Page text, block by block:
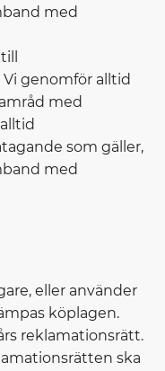
med
genomför alltid
med
som gäller,
med
eller använder
köplagen.
reklamationsrätt.
ska